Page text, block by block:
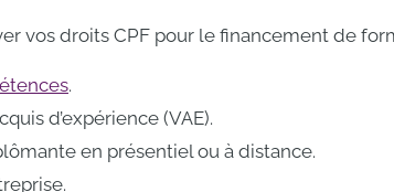
vos droits CPF pour le financement de
.
d’expérience (VAE).
en présentiel ou à distance.